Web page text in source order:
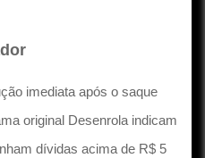
imediata após o saque
original Desenrola indicam
dívidas acima de R$ 5